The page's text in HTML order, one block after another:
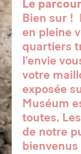
Le
Bien sur !
en pleine
quartiers
l’envie
votre
exposée
Muséum
toutes.
de notre
bienvenus